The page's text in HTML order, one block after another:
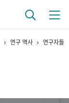
연구 역사 연구자들